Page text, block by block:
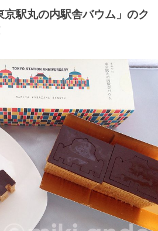
京駅丸の内駅舎バウム」のク